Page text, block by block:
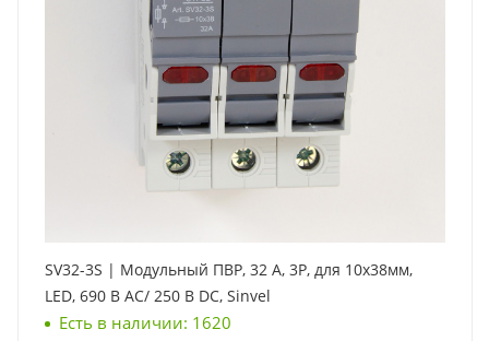
SV32-3S | Модульный ПВР, 32 А, 3Р, для 10х38мм,
LED, 690 B AC/ 250 B DC, Sinvel
Есть в наличии: 1620